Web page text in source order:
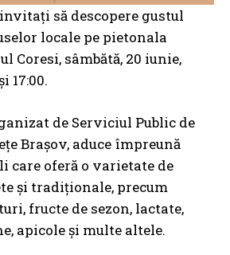
să descopere gustul
locale pe pietonala
Coresi, sâmbătă, 20 iunie,
17:00.
de Serviciul Public de
Brașov, aduce împreună
care oferă o varietate de
și tradiționale, precum
fructe de sezon, lactate,
apicole și multe altele.